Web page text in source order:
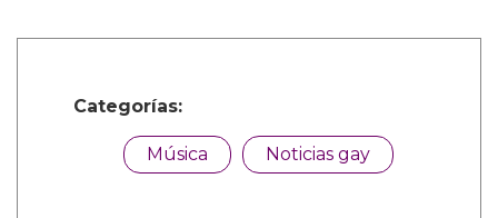
Categorías:
Música Noticias gay